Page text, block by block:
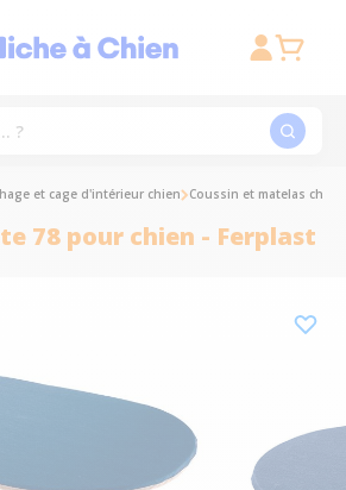
et cage d'intérieur chien Coussin et matelas chien
78 pour chien - Ferplast